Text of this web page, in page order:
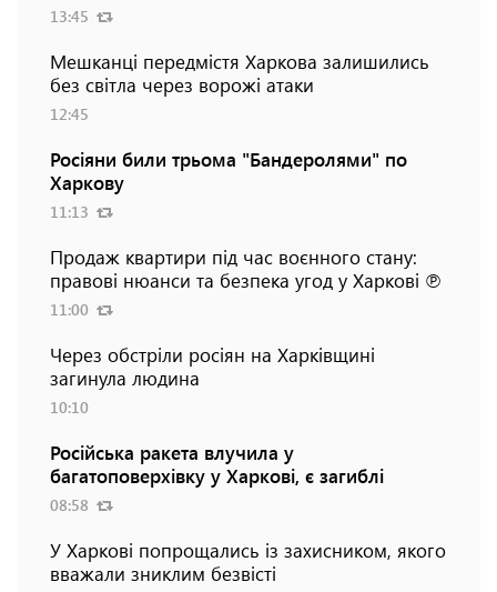
13:45
Мешканці передмістя Харкова залишились
без світла через ворожі атаки
12:45
Росіяни били трьома "Бандеролями" по
Харкову
11:13
Продаж квартири під час воєнного стану:
правові нюанси та безпека угод у Харкові ℗
11:00
Через обстріли росіян на Харківщині
загинула людина
10:10
Російська ракета влучила у
багатоповерхівку у Харкові, є загиблі
08:58
У Харкові попрощались із захисником, якого
вважали зниклим безвісті